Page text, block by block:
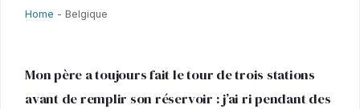
Home - Belgique
Mon père a toujours fait le tour de trois stations
avant de remplir son réservoir : j’ai ri pendant des